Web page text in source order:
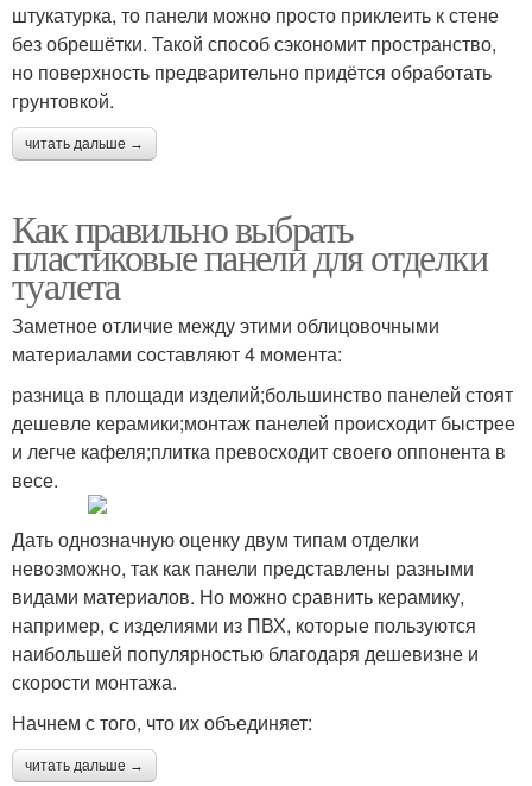
штукатурка, то панели можно просто приклеить к стене
без обрешётки. Такой способ сэкономит пространство,
но поверхность предварительно придётся обработать
грунтовкой.
читать дальше →
Как правильно выбрать
пластиковые панели для отделки
туалета
Заметное отличие между этими облицовочными
материалами составляют 4 момента:
разница в площади изделий;большинство панелей стоят
дешевле керамики;монтаж панелей происходит быстрее
и легче кафеля;плитка превосходит своего оппонента в
весе.
Дать однозначную оценку двум типам отделки
невозможно, так как панели представлены разными
видами материалов. Но можно сравнить керамику,
например, с изделиями из ПВХ, которые пользуются
наибольшей популярностью благодаря дешевизне и
скорости монтажа.
Начнем с того, что их объединяет:
читать дальше →